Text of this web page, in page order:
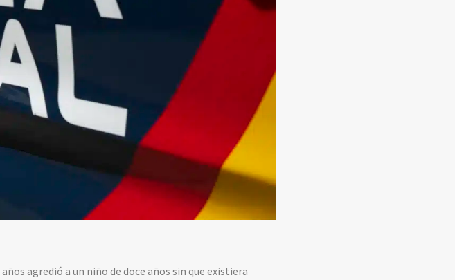
agredió a un niño de doce años sin que existiera